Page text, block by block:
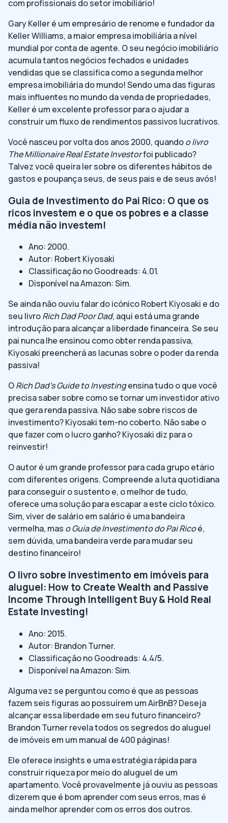
com profissionais do setor imobiliário!
Gary Keller é um empresário de renome e fundador da
Keller Williams, a maior empresa imobiliária a nível
mundial por conta de agente. O seu negócio imobiliário
acumula tantos negócios fechados e unidades
vendidas que se classifica como a segunda melhor
empresa imobiliária do mundo! Sendo uma das figuras
mais influentes no mundo da venda de propriedades,
Keller é um excelente professor para o ajudar a
construir um fluxo de rendimentos passivos lucrativos.
Você nasceu por volta dos anos 2000, quandoo livro
The Millionaire Real Estate Investorfoi publicado?
Talvez você queira ler sobre os diferentes hábitos de
gastos e poupança seus, de seus pais e de seus avós!
Guia de Investimento do Pai Rico: O que os
ricos investem e o que os pobres e a classe
média não investem!
Ano: 2000.
Autor: Robert Kiyosaki
Classificação no Goodreads: 4.01.
Disponível na Amazon: Sim.
Se ainda não ouviu falar do icónico Robert Kiyosaki e do
seu livroRich Dad Poor Dad, aqui está uma grande
introdução para alcançar a liberdade financeira. Se seu
pai nunca lhe ensinou como obter renda passiva,
Kiyosaki preencherá as lacunas sobre o poder da renda
passiva!
ORich Dad’s Guide to Investingensina tudo o que você
precisa saber sobre como se tornar um investidor ativo
que gera renda passiva. Não sabe sobre riscos de
investimento? Kiyosaki tem-no coberto. Não sabe o
que fazer com o lucro ganho? Kiyosaki diz para o
reinvestir!
O autor é um grande professor para cada grupo etário
com diferentes origens. Compreende a luta quotidiana
para conseguir o sustento e, o melhor de tudo,
oferece uma solução para escapar a este ciclo tóxico.
Sim, viver de salário em salário é uma bandeira
vermelha, mas o Guia de Investimento do Pai Ricoé,
sem dúvida, uma bandeira verde para mudar seu
destino financeiro!
O livro sobre investimento em imóveis para
aluguel: How to Create Wealth and Passive
Income Through Intelligent Buy & Hold Real
Estate Investing!
Ano: 2015.
Autor: Brandon Turner.
Classificação no Goodreads: 4.4/5.
Disponível na Amazon: Sim.
Alguma vez se perguntou como é que as pessoas
fazem seis figuras ao possuírem um AirBnB? Deseja
alcançar essa liberdade em seu futuro financeiro?
Brandon Turner revela todos os segredos do aluguel
de imóveis em um manual de 400 páginas!
Ele oferece insights e uma estratégia rápida para
construir riqueza por meio do aluguel de um
apartamento. Você provavelmente já ouviu as pessoas
dizerem que é bom aprender com seus erros, mas é
ainda melhor aprender com os erros dos outros.